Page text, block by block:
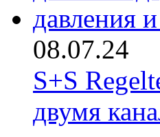
08.07.24
S+S
двумя